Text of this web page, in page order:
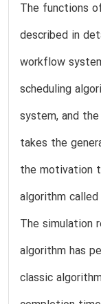
The functions
described in
workflow
scheduling
system, and
takes the
the motivation
algorithm
The simulation
algorithm has
classic